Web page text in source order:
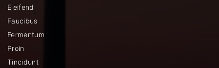
Eleifend
Faucibus
Fermentum
Proin
Tincidunt